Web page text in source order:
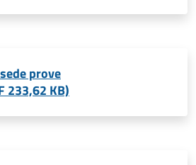
prove
233,62 KB)